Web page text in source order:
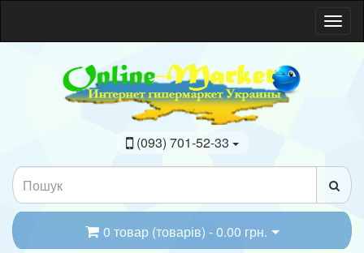
(093) 701-52-33
0 товар (товарів) - 0.00 грн.